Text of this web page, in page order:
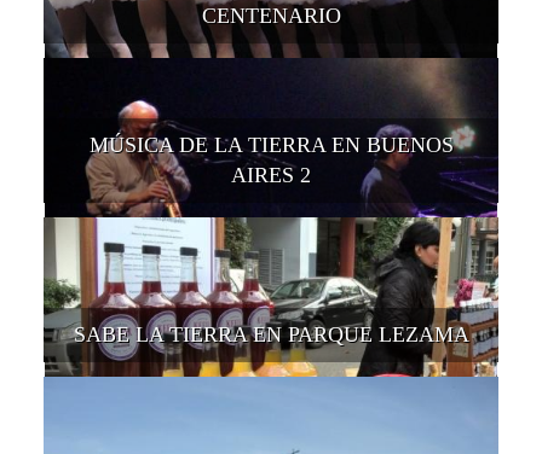
CENTENARIO
MÚSICA DE LA TIERRA EN BUENOS
AIRES 2
SABE LA TIERRA EN PARQUE LEZAMA